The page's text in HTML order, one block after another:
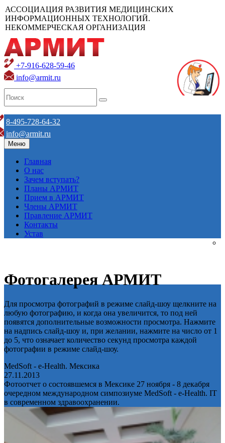
АССОЦИАЦИЯ РАЗВИТИЯ МЕДИЦИНСКИХ
ИНФОРМАЦИОННЫХ ТЕХНОЛОГИЙ.
НЕКОММЕРЧЕСКАЯ ОРГАНИЗАЦИЯ
+7-916-628-59-46
info@armit.ru
8-495-728-64-32
info@armit.ru
Меню
Главная
О нас
Зачем вступать?
Планы АРМИТ
Прием в АРМИТ
Члены АРМИТ
Правление АРМИТ
Контакты
Устав
Фотогалерея АРМИТ
Для просмотра фотографий в режиме слайд-шоу щелкните на
любую фотографию, и когда она увеличится, то под ней
появятся дополнительные возможности просмотра. Нажмите
на надпись слайд-шоу и, при желании, нажмите на число от 1
до 5, что означает количество секунд просмотра каждой
фотографии в режиме слайд-шоу.
MedSoft - e-Health. Мексика
27.11.2013
Фотоотчет о состоявшемся в Мексике 27 ноября - 8 декабря
очередном международном симпозиуме MedSoft - e-Health. IT
в современном здравоохранении.